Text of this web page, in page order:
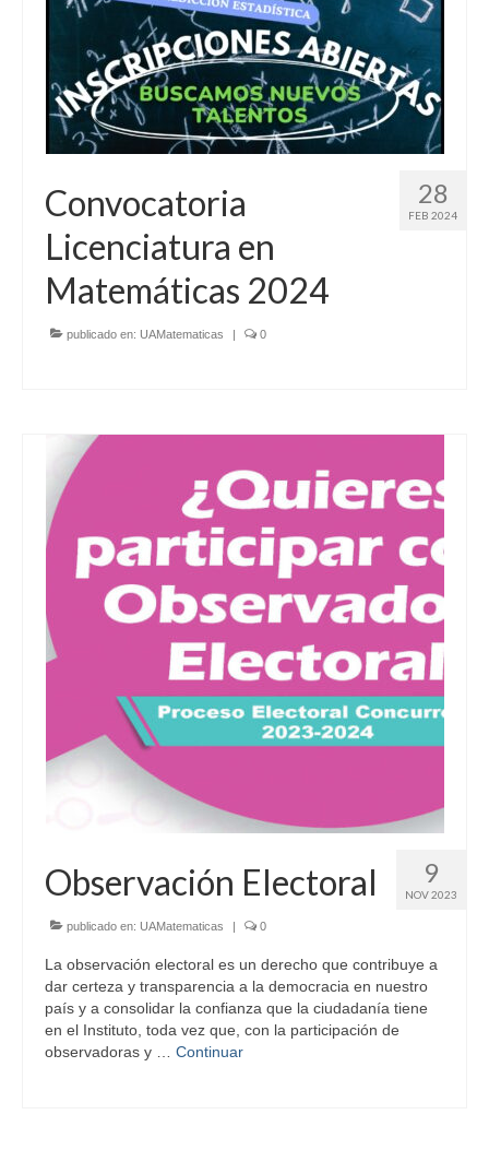
28
FEB 2024
Convocatoria
Licenciatura en
Matemáticas 2024
publicado en: UAMatematicas | 0
9
NOV 2023
Observación Electoral
publicado en: UAMatematicas | 0
La observación electoral es un derecho que contribuye a
dar certeza y transparencia a la democracia en nuestro
país y a consolidar la confianza que la ciudadanía tiene
en el Instituto, toda vez que, con la participación de
observadoras y … Continuar